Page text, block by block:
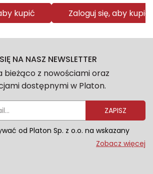
kupić Zaloguj się, aby kupić
NA NASZ NEWSLETTER
bieżąco z nowościami oraz
dostępnymi w Platon.
ZAPISZ
od Platon Sp. z o.o. na wskazany
e-mail informacje marketingowe
osobowych znajdziesz w naszej
Zobacz więcej